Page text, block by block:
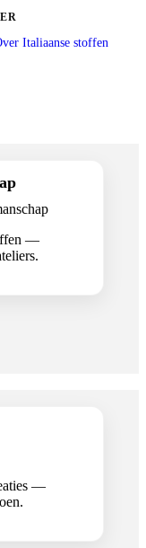
Italiaanse stoffen
—
—